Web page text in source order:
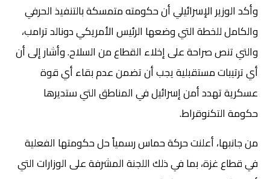
وأكد الوزير الإسرائيلي أن حكومته متمسكة بالتنفيذ الحرفي
والكامل للخطة التي وضعها الرئيس الأمريكي دونالد ترامب،
والتي تنص صراحة على إخلاء القطاع من السلاح. وأشار إلى أن
أي ترتيبات مستقبلية يجب أن تضمن عدم بقاء أي قوة
عسكرية تهدد أمن إسرائيل في المناطق التي ستديرها
حكومة التكنوقراط.
من جانبها، أعلنت حركة حماس رسمياً حل حكومتها الفعلية
في قطاع غزة، بما في ذلك اللجنة المشرفة على الوزارات التي